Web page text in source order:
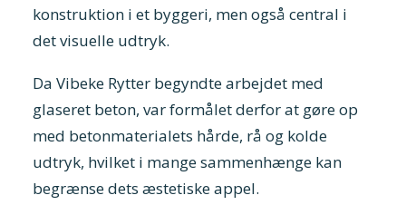
konstruktion i et byggeri, men også central i
det visuelle udtryk.
Da Vibeke Rytter begyndte arbejdet med
glaseret beton, var formålet derfor at gøre op
med betonmaterialets hårde, rå og kolde
udtryk, hvilket i mange sammenhænge kan
begrænse dets æstetiske appel.